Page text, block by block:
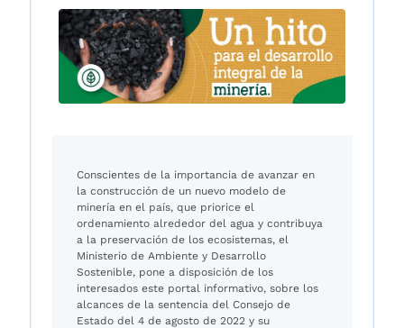
Conscientes de la importancia de avanzar en
la construcción de un nuevo modelo de
minería en el país, que priorice el
ordenamiento alrededor del agua y contribuya
a la preservación de los ecosistemas, el
Ministerio de Ambiente y Desarrollo
Sostenible, pone a disposición de los
interesados este portal informativo, sobre los
alcances de la sentencia del Consejo de
Estado del 4 de agosto de 2022 y su